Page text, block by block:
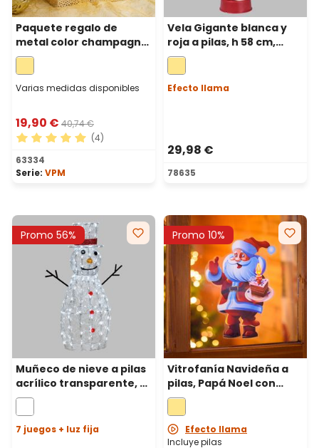
Paquete regalo de
metal color champagne,
a pilas, h 25 cm, 40 led
blanco cálido
Varias medidas disponibles
19,90 € 40,74 €
Calificación promedio de 5 de 5 estrellas
(4)
63334
Serie: VPM
Vela Gigante blanca y
roja a pilas, h 58 cm,
efecto llama, led blanco
cálido
Efecto llama
29,98 €
78635
Promo 56%
Muñeco de nieve a pilas
acrílico transparente, h
90 cm, 180 led blanco
frío
7 juegos + luz fija
Promo 10%
Vitrofanía Navideña a
pilas, Papá Noel con
dulce, h 25 cm, led
blanco cálido
Efecto llama
Incluye pilas